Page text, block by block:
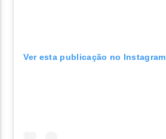
Ver esta publicação no Instagram